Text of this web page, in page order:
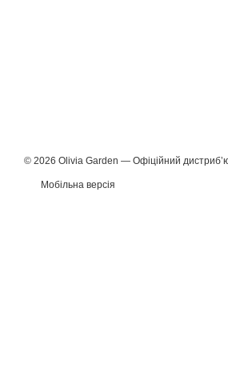
© 2026 Olivia Garden — Офіційний
Мобільна версія